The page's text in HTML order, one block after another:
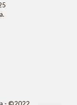
- ©2022